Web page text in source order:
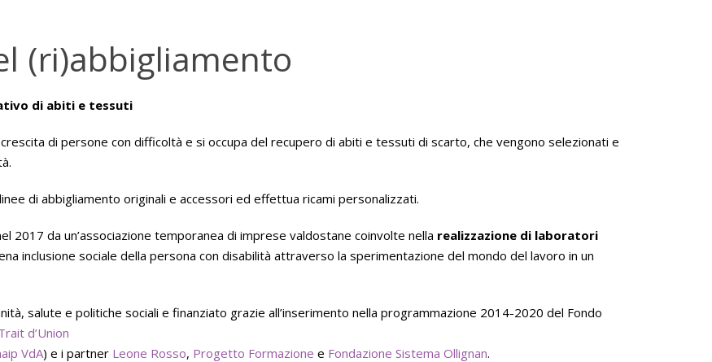
(ri)abbigliamento
di abiti e tessuti
di persone con difficoltà e si occupa del recupero di abiti e tessuti di scarto, che vengono selezionati e
di abbigliamento originali e accessori ed effettua ricami personalizzati.
2017 da un’associazione temporanea di imprese valdostane coinvolte nella realizzazione di laboratori
inclusione sociale della persona con disabilità attraverso la sperimentazione del mondo del lavoro in un
salute e politiche sociali e finanziato grazie all’inserimento nella programmazione 2014-2020 del Fondo
d’Union
VdA) e i partner Leone Rosso, Progetto Formazione e Fondazione Sistema Ollignan.